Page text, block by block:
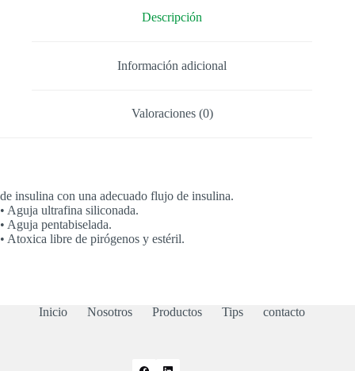
Descripción
Información adicional
Valoraciones (0)
de insulina con una adecuado flujo de insulina.
• Aguja ultrafina siliconada.
• Aguja pentabiselada.
• Atoxica libre de pirógenos y estéril.
Inicio Nosotros Productos Tips contacto